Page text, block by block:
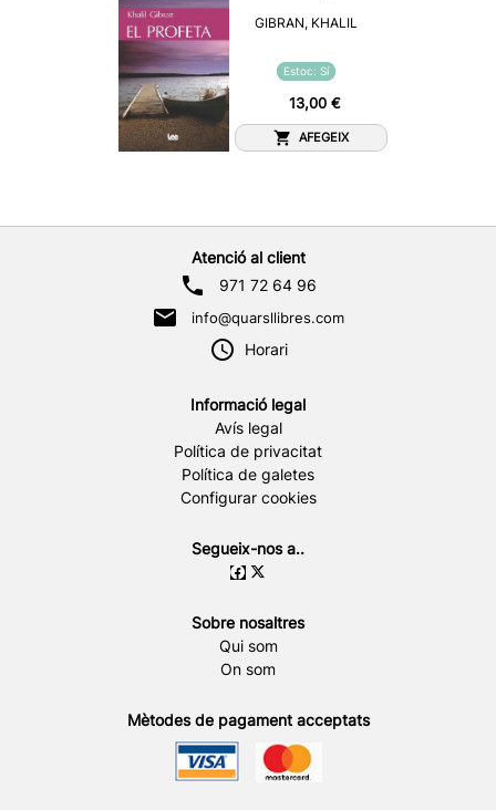
GIBRAN, KHALIL
Estoc: Sí
13,00 €
AFEGEIX
Atenció al client
971 72 64 96
info@quarsllibres.com
Horari
Informació legal
Avís legal
Política de privacitat
Política de galetes
Configurar cookies
Segueix-nos a..
Sobre nosaltres
Qui som
On som
Mètodes de pagament acceptats